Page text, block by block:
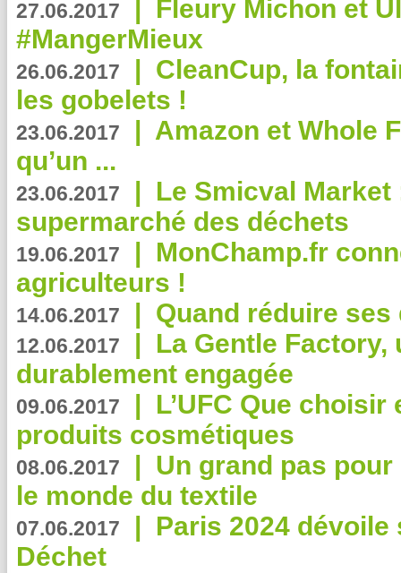
27.06.2017 | Fleury Michon et
#MangerMieux
26.06.2017 | CleanCup, la
les gobelets !
23.06.2017 | Amazon et Whole
qu’un ...
23.06.2017 | Le Smicval
supermarché des déchets
19.06.2017 | MonChamp.fr
agriculteurs !
14.06.2017 | Quand réduire
12.06.2017 | La Gentle
durablement engagée
09.06.2017 | L’UFC Que
produits cosmétiques
08.06.2017 | Un grand pas
le monde du textile
07.06.2017 | Paris 2024
Déchet